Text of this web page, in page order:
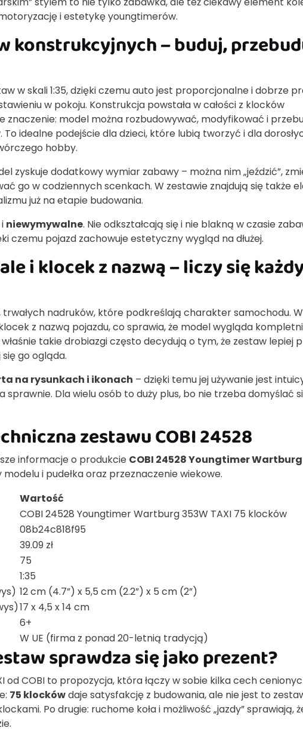
i estetykę youngtimerów.
konstrukcyjnych – buduj,
w skali 1:35, dzięki czemu auto jest proporcjonalne i dobrze
w pokoju. Konstrukcja powstała w całości z klocków
znaczenie: model można rozbudowywać, modyfikować i
To idealne podejście dla dzieci, które lubią tworzyć i dla
hobby.
zyskuje dodatkowy wymiar zabawy – można nim „jeździć”,
go w codziennych scenkach. W zestawie znajdują się także
już na etapie budowania.
niewymywalne. Nie odkształcają się i nie blakną w czasie
czemu pojazd zachowuje estetyczny wygląd na dłużej.
i klocek z nazwą – liczy się
nadruków, które podkreślają charakter samochodu.
z nazwą pojazdu, co sprawia, że model wygląda
właśnie takie drobiazgi często decydują o tym, że zestaw lepiej
go ogląda.
na rysunkach i ikonach – dzięki temu jej używanie jest
sprawnie. Dla wielu osób to duży plus, bo nie trzeba domyślać
zestawu COBI 24528
informacje o produkcie COBI 24528 Youngtimer Wartburg
i pudełka oraz przeznaczenie wiekowe.
Wartość
COBI 24528 Youngtimer Wartburg 353W TAXI 75 klocków
08b24c818f95
39.09 zł
75
1:35
12 cm (4.7”) x 5,5 cm (2.2”) x 5 cm (2”)
17 x 4,5 x 14 cm
6+
W UE (firma z ponad 20-letnią tradycją)
sprawdza się jako prezent?
od COBI to propozycja, która łączy w sobie kilka cech
75 klockówdaje satysfakcję z budowania, ale nie jest to
Po drugie: ruchome koła i możliwość „jazdy” sprawiają,